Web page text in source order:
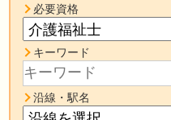
必要資格
キーワード
沿線・駅名